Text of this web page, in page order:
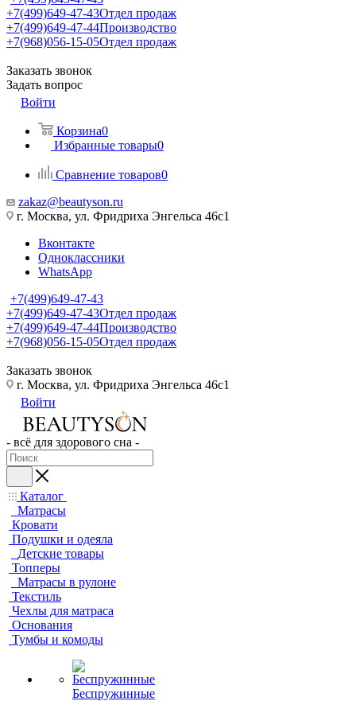
+7(499)649-47-43Отдел продаж
+7(499)649-47-44Производство
+7(968)056-15-05Отдел продаж
Заказать звонок
Задать вопрос
Войти
Корзина0
Избранные товары0
Сравнение товаров0
zakaz@beautyson.ru
г. Москва, ул. Фридриха Энгельса 46с1
Вконтакте
Одноклассники
WhatsApp
+7(499)649-47-43
+7(499)649-47-43Отдел продаж
+7(499)649-47-44Производство
+7(968)056-15-05Отдел продаж
Заказать звонок
г. Москва, ул. Фридриха Энгельса 46с1
Войти
- всё для здорового сна -
Каталог
Матрасы
Кровати
Подушки и одеяла
Детские товары
Топперы
Матрасы в рулоне
Текстиль
Чехлы для матраса
Основания
Тумбы и комоды
Беспружинные